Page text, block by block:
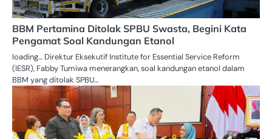
BBM Pertamina Ditolak SPBU Swasta, Begini Kata
Pengamat Soal Kandungan Etanol
loading… Direktur Eksekutif Institute for Essential Service Reform
(IESR), Fabby Tumiwa menerangkan, soal kandungan etanol dalam
BBM yang ditolak SPBU…